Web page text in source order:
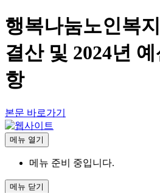
행복나눔노인복
결산 및 2024년
항
본문 바로가기
메뉴 열기
메뉴 준비 중입니다.
메뉴 닫기